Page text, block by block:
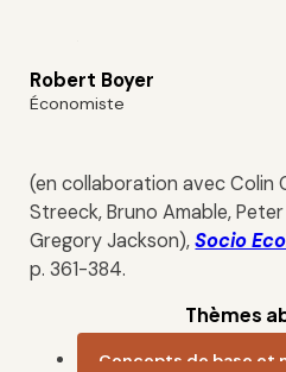
Robert Boyer
Économiste
(en collaboration avec Colin
Streeck, Bruno Amable, Peter
Gregory Jackson),Socio
p. 361-384.
Thèmes
Concepts de base et